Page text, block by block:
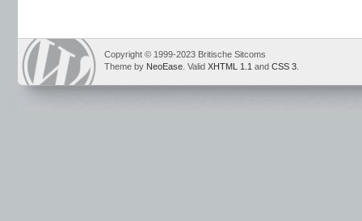
Copyright © 1999-2023 Britische Sitcoms
Theme by NeoEase . Valid XHTML 1.1 and CSS 3